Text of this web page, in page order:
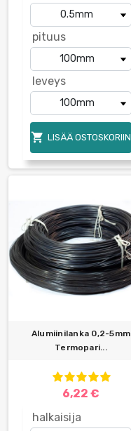
pituus
leveys
 LISÄÄ OSTOSKORIIN
Alumiinilanka 0,2-5mm
Termopari...
6,22 €
halkaisija